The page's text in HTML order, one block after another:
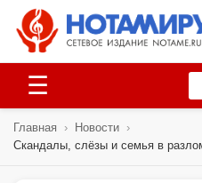
☰
Главная › Новости ›
Скандалы, слёзы и семья в